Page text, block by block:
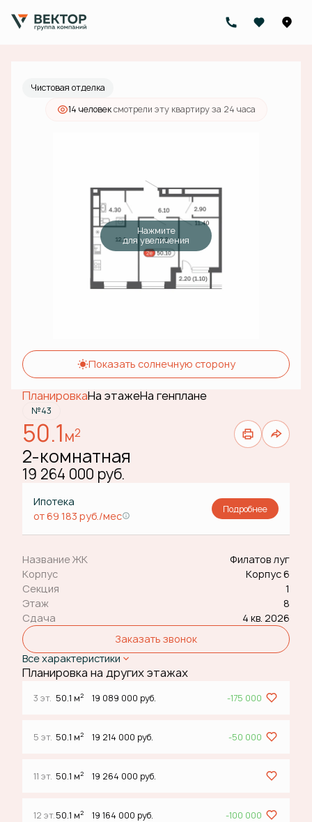
2-комнатная 19 264 000 руб.
Ипотекаот 69 183 руб./мес.
Чистовая отделка
14 человексмотрели эту квартиру за 24 часа
Нажмите
для увеличения
Показать солнечную сторону
ПланировкаНа этажеНа генплане
№43
50.1м2
2-комнатная
19 264 000 руб.
Ипотека
от 69 183 руб./мес
Подробнее
Название ЖК
Филатов луг
Корпус
Корпус 6
Секция
1
Этаж
8
Сдача
4 кв. 2026
Заказать звонок
Все характеристики
Планировка на других этажах
3 эт. 50.1 м2 19 089 000 руб. -175 000
5 эт. 50.1 м2 19 214 000 руб. -50 000
11 эт. 50.1 м2 19 264 000 руб.
12 эт.50.1 м2 19 164 000 руб. -100 000